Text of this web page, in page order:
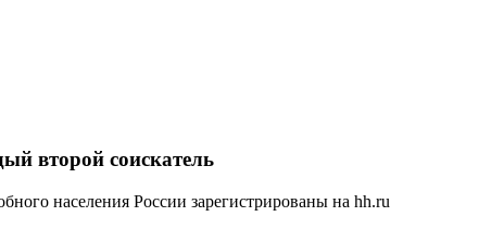
второй соискатель
населения России зарегистрированы на hh.ru